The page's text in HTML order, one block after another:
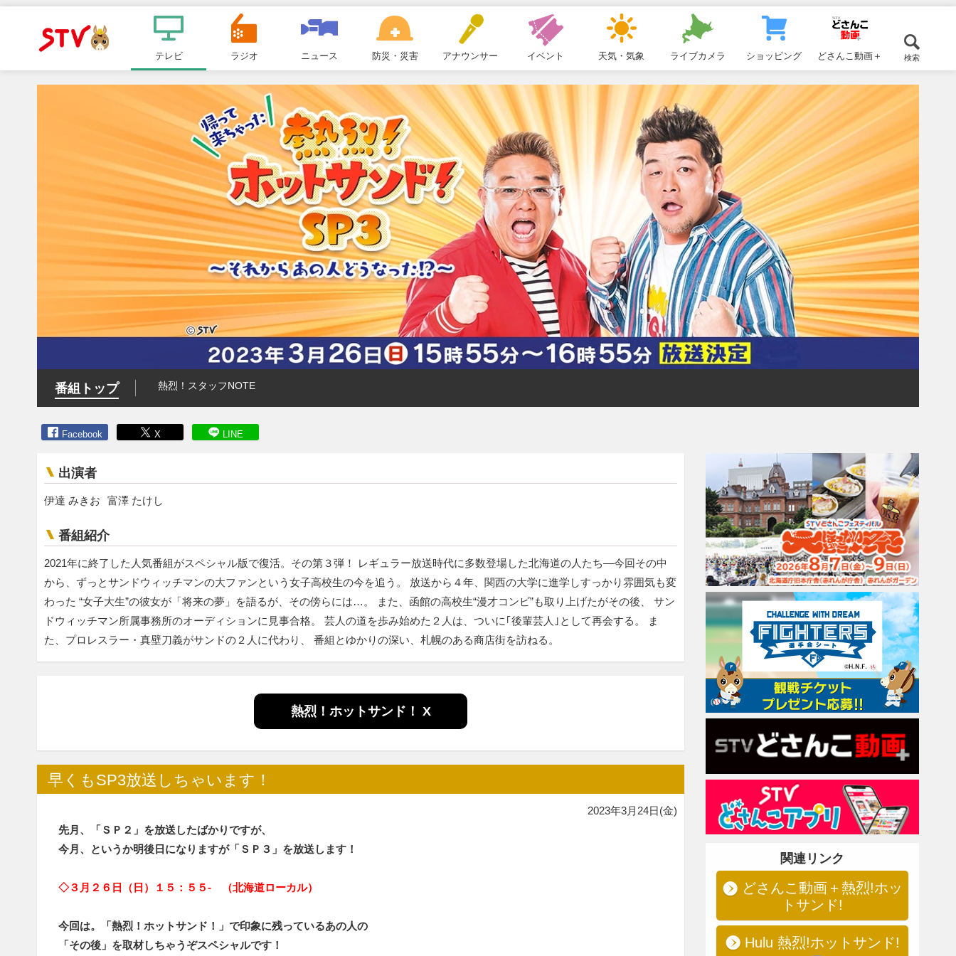
ＳＴＶ札 ュ
テレビ ラジオ ニュース 防災・災害 アナウンサー イベント 天気・気象 ライブカメラ ショッピング どさんこ動画＋ 検索
番組トップ 熱烈！スタッフNOTE
Facebook X LINE
出演者
伊達 みきお 富澤 たけし
番組紹介
2021年に終了した人気番組がスペシャル版で復活。その第３弾！ レギュラー放送時代に多数登場した北海道の人たち—今回その中
から、ずっとサンドウィッチマンの大ファンという女子高校生の今を追う。 放送から４年、関西の大学に進学しすっかり雰囲気も変
わった “女子大生”の彼女が「将来の夢」を語るが、その傍らには…。 また、函館の高校生“漫才コンビ”も取り上げたがその後、 サン
ドウィッチマン所属事務所のオーディションに見事合格。 芸人の道を歩み始めた２人は、ついに｢後輩芸人｣として再会する。 ま
た、プロレスラー・真壁刀義がサンドの２人に代わり、 番組とゆかりの深い、札幌のある商店街を訪ねる。
熱烈！ホットサンド！ X
早くもSP3放送しちゃいます！
2023年3月24日(金)
先月、「ＳＰ２」を放送したばかりですが、
今月、というか明後日になりますが「ＳＰ３」を放送します！
◇３月２６日（日）１５：５５‐ （北海道ローカル）
今回は。「熱烈！ホットサンド！」で印象に残っているあの人の
「その後」を取材しちゃうぞスペシャルです！
関連リンク
どさんこ動画＋熱烈!ホッ
トサンド!
Hulu 熱烈!ホットサンド!